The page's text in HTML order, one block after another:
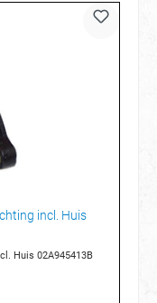
incl. Huis
Huis 02A945413B